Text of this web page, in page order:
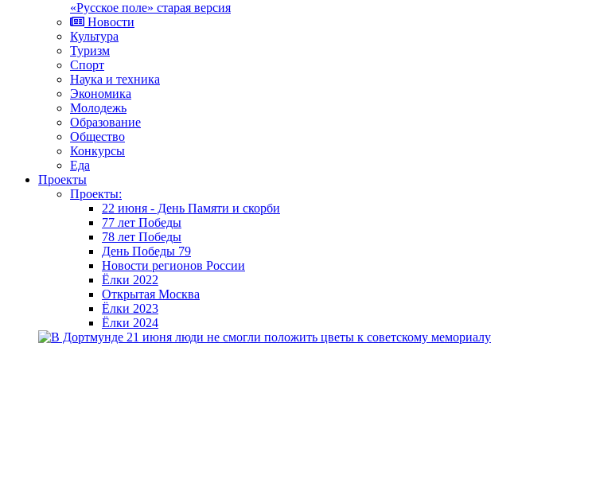
«Русское поле» старая версия
Новости
Культура
Туризм
Спорт
Наука и техника
Экономика
Молодежь
Образование
Общество
Конкурсы
Еда
Проекты
Проекты:
22 июня - День Памяти и скорби
77 лет Победы
78 лет Победы
День Победы 79
Новости регионов России
Ёлки 2022
Открытая Москва
Ёлки 2023
Ёлки 2024